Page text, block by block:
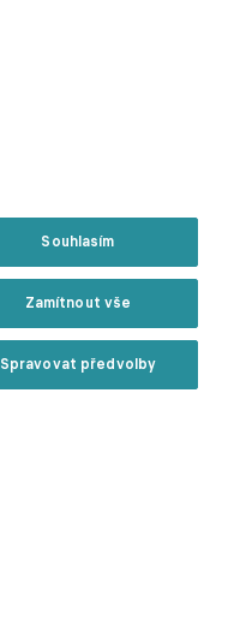
Souhlasím
Zamítnout vše
Spravovat předvolby